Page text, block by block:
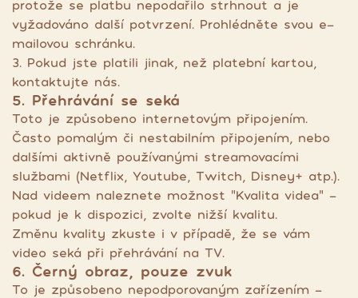
protože se platbu nepodařilo strhnout a je
vyžadováno další potvrzení. Prohlédněte svou e-
mailovou schránku.
3. Pokud jste platili jinak, než platební kartou,
kontaktujte nás.
5. Přehrávání se seká
Toto je způsobeno internetovým připojením.
Často pomalým či nestabilním připojením, nebo
dalšími aktivně používanými streamovacími
službami (Netflix, Youtube, Twitch, Disney+ atp.).
Nad videem naleznete možnost "Kvalita videa" -
pokud je k dispozici, zvolte nižší kvalitu.
Změnu kvality zkuste i v případě, že se vám
video seká při přehrávání na TV.
6. Černý obraz, pouze zvuk
To je způsobeno nepodporovaným zařízením -